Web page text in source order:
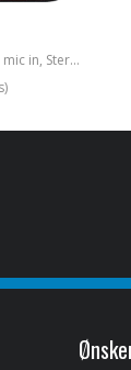
Podcaster interface, 2 mic in, Stereo tele out, bluetooth, camera out